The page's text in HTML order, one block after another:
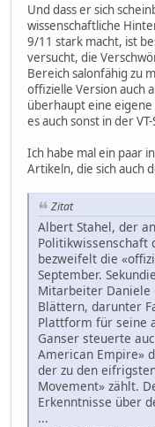
Und dass er sich
wissenschaftliche
9/11 stark macht, ist
versucht, die
Bereich salonfähig zu
offizielle Version auch
überhaupt eine
es auch sonst in der
Ich habe mal ein paar
Artikeln, die sich auch
Zitat
Albert Stahel, der
Politikwissenschaft
bezweifelt die
September.
Mitarbeiter Daniele
Blättern, darunter
Plattform für seine
Ganser steuerte
American Empire»
der zu den
Movement» zählt.
Erkenntnisse über
...